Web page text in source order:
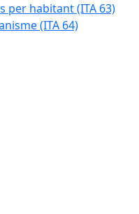
per habitant (ITA 63)
(ITA 64)